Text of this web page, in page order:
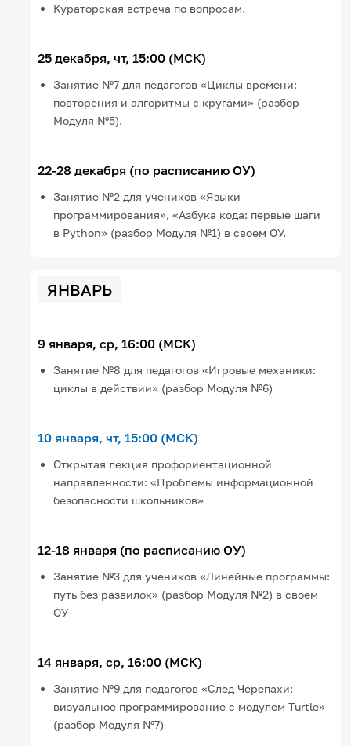
Кураторская встреча по вопросам.
25 декабря, чт, 15:00 (МСК)
Занятие №7 для педагогов «Циклы времени:
повторения и алгоритмы с кругами» (разбор
Модуля №5).
22-28 декабря (по расписанию ОУ)
Занятие №2 для учеников «Языки
программирования», «Азбука кода: первые шаги
в Python» (разбор Модуля №1) в своем ОУ.
ЯНВАРЬ
9 января, ср, 16:00 (МСК)
Занятие №8 для педагогов «Игровые механики:
циклы в действии» (разбор Модуля №6)
10 января, чт, 15:00 (МСК)
Открытая лекция профориентационной
направленности: «Проблемы информационной
безопасности школьников»
12-18 января (по расписанию ОУ)
Занятие №3 для учеников «Линейные программы:
путь без развилок» (разбор Модуля №2) в своем
ОУ
14 января, ср, 16:00 (МСК)
Занятие №9 для педагогов «След Черепахи:
визуальное программирование с модулем Turtle»
(разбор Модуля №7)